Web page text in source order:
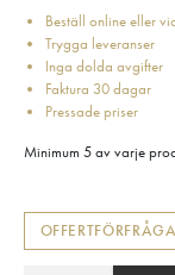
Beställ online eller
Trygga leveranser
Inga dolda avgifter
Faktura 30 dagar
Pressade priser
Minimum 5 av varje